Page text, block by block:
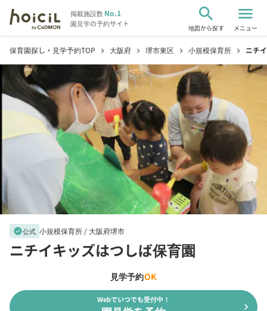
掲載施設数No.1
園見学の予約サイト
search
地図から探す
menu
メニュー
保育園探し・見学予約TOP chevron_right 大阪府 chevron_right 堺市東区 chevron_right 小規模保育所 chevron_right ニチ
verified公式 小規模保育所 / 大阪府堺市
ニチイキッズはつしば保育園
見学予約OK
Webでいつでも受付中！
chevron_right